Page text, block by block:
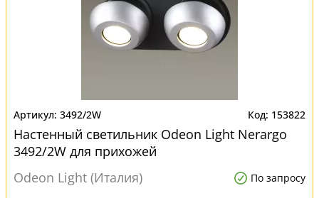
3492/2W 153822
Настенный светильник Odeon Light Nerargo
3492/2W для прихожей
Odeon Light (Италия)
По запросу